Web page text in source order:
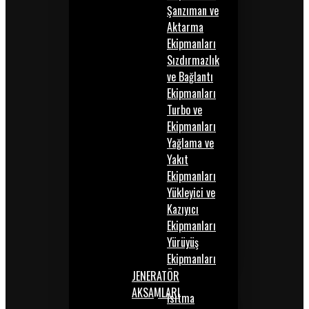
Şanzıman ve
Aktarma
Ekipmanları
Sızdırmazlık
ve Bağlantı
Ekipmanları
Turbo ve
Ekipmanları
Yağlama ve
Yakıt
Ekipmanları
Yükleyici ve
Kazıyıcı
Ekipmanları
Yürüyüş
Ekipmanları
JENERATÖR
AKSAMLARIIsıtma